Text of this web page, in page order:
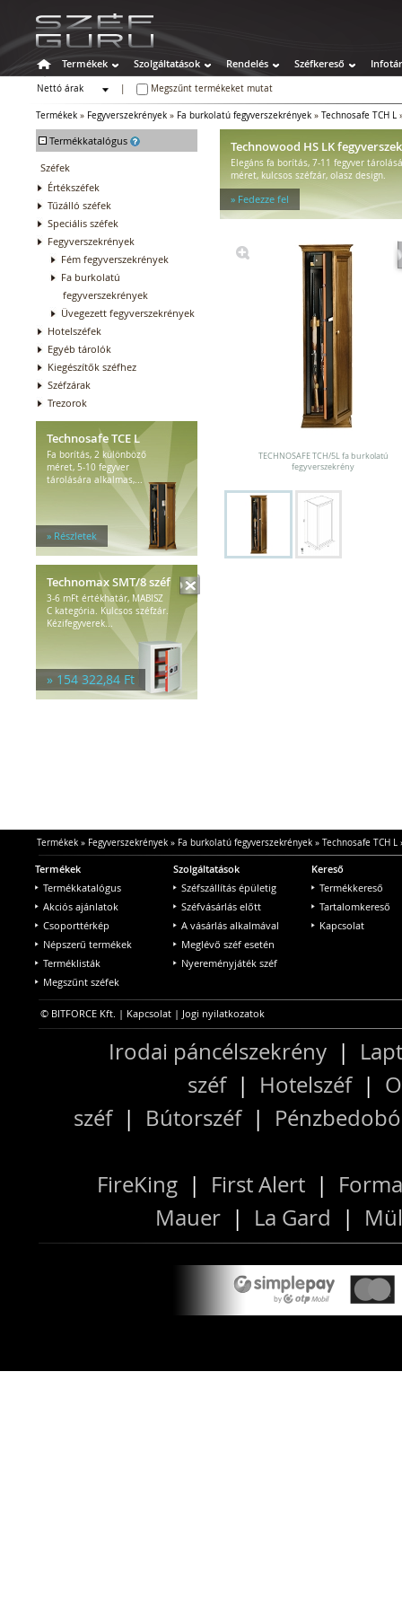
Termékek Szolgáltatások Rendelés Széfkereső Infotár
Nettó árak
Megszűnt termékeket mutat
Termékek » Fegyverszekrények » Fa burkolatú fegyverszekrények » Technosafe TCH L
- Termékkatalógus
Széfek
Értékszéfek
Tűzálló széfek
Speciális széfek
Fegyverszekrények
Fém fegyverszekrények
Fa burkolatú
fegyverszekrények
Üvegezett fegyverszekrények
Hotelszéfek
Egyéb tárolók
Kiegészítők széfhez
Széfzárak
Trezorok
Technosafe TCE L
Fa borítás, 2 különböző
méret, 5-10 fegyver
tárolására alkalmas,...
» Részletek
Technomax SMT/8 széf
3-6 mFt értékhatár, MABISZ
C kategória. Kulcsos széfzár.
Kézifegyverek...
» 154 322,84 Ft
Technowood HS LK
Elegáns fa borítás, 7-11 fegyver
méret, kulcsos széfzár, olasz design.
» Fedezze fel
TECHNOSAFE TCH/5L fa burkolatú
fegyverszekrény
Termékek» Fegyverszekrények» Fa burkolatú fegyverszekrények» Technosafe TCH L
Termékek
Termékkatalógus
Akciós ajánlatok
Csoporttérkép
Népszerű termékek
Terméklisták
Megszűnt széfek
Szolgáltatások
Széfszállítás épületig
Széfvásárlás előtt
A vásárlás alkalmával
Meglévő széf esetén
Nyereményjáték széf
Kereső
Termékkereső
Tartalomkereső
Kapcsolat
© BITFORCE Kft. | Kapcsolat | Jogi nyilatkozatok
Irodai páncélszekrény |
széf| Hotelszéf|
széf| Bútorszéf|
FireKing | First Alert |
Mauer | La Gard |